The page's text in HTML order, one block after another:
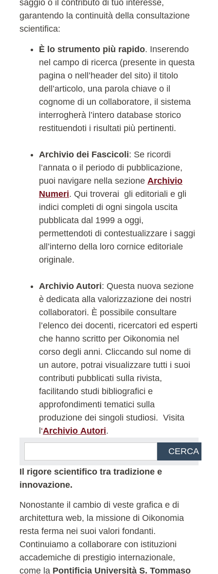
saggio o il contributo di tuo interesse,
garantendo la continuità della consultazione
scientifica:
È lo strumento più rapido. Inserendo
nel campo di ricerca (presente in questa
pagina o nell’header del sito) il titolo
dell’articolo, una parola chiave o il
cognome di un collaboratore, il sistema
interrogherà l’intero database storico
restituendoti i risultati più pertinenti.
Archivio dei Fascicoli: Se ricordi
l’annata o il periodo di pubblicazione,
puoi navigare nella sezione Archivio
Numeri. Qui troverai gli editoriali e gli
indici completi di ogni singola uscita
pubblicata dal 1999 a oggi,
permettendoti di contestualizzare i saggi
all’interno della loro cornice editoriale
originale.
Archivio Autori: Questa nuova sezione
è dedicata alla valorizzazione dei nostri
collaboratori. È possibile consultare
l’elenco dei docenti, ricercatori ed esperti
che hanno scritto per Oikonomia nel
corso degli anni. Cliccando sul nome di
un autore, potrai visualizzare tutti i suoi
contributi pubblicati sulla rivista,
facilitando studi bibliografici e
approfondimenti tematici sulla
produzione dei singoli studiosi. Visita
l‘Archivio Autori.
CERCA
Il rigore scientifico tra tradizione e
innovazione.
Nonostante il cambio di veste grafica e di
architettura web, la missione di Oikonomia
resta ferma nei suoi valori fondanti.
Continuiamo a collaborare con istituzioni
accademiche di prestigio internazionale,
come la Pontificia Università S. Tommaso